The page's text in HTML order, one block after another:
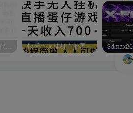
公务卡、主动收款、二
快手无人挂机直播蛋仔游戏，一天收入700+流程简单人人可做（送10G素材）
14
15